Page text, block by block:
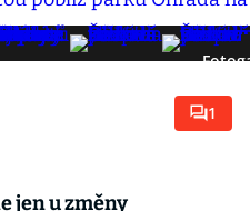
1
jen u změny